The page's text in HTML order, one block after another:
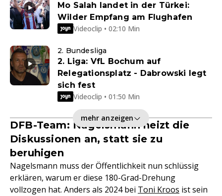
Mo Salah landet in der Türkei:
Wilder Empfang am Flughafen
Videoclip • 02:10 Min
2. Bundesliga
2. Liga: VfL Bochum auf
Relegationsplatz - Dabrowski legt
sich fest
Videoclip • 01:50 Min
mehr anzeigen
DFB-Team: Nagelsmann heizt die
Diskussionen an, statt sie zu
beruhigen
Nagelsmann muss der Öffentlichkeit nun schlüssig
erklären, warum er diese 180-Grad-Drehung
vollzogen hat. Anders als 2024 bei Toni Kroos ist sein